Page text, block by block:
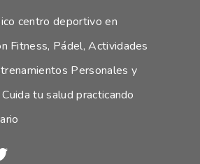
centro deportivo en
Fitness, Pádel, Actividades
Personales y
tu salud practicando